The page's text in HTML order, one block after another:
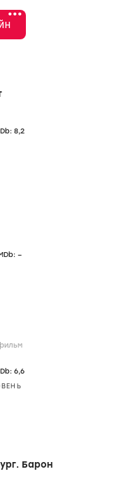
•••
8,2
–
6,6
Барон